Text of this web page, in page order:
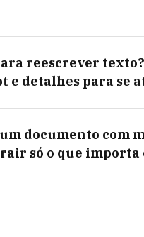
reescrever
e detalhes para se
documento com
só o que importa